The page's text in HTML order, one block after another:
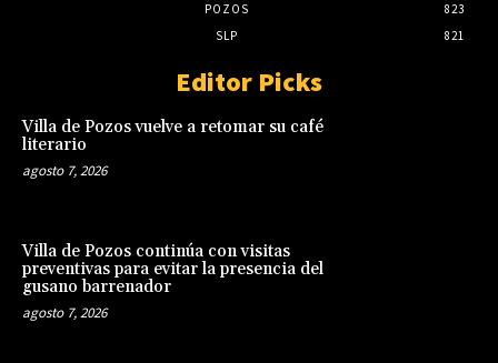
POZOS
823
SLP
821
Editor Picks
Villa de Pozos vuelve a retomar su café
literario
agosto 7, 2026
Villa de Pozos continúa con visitas
preventivas para evitar la presencia del
gusano barrenador
agosto 7, 2026